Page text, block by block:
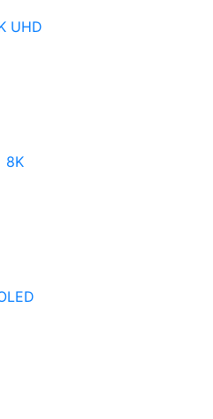
UHD
8K